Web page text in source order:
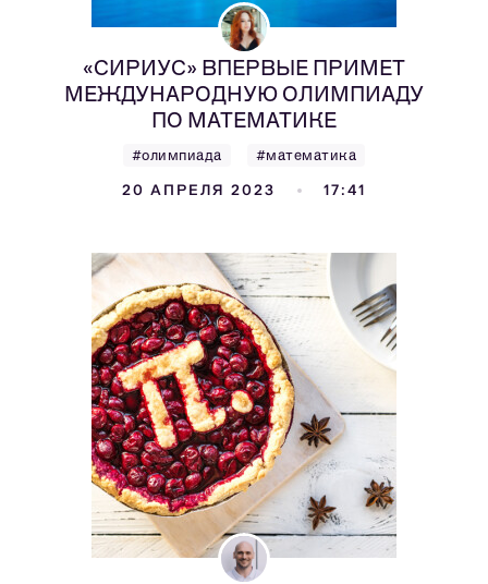
«СИРИУС» ВПЕРВЫЕ ПРИМЕТ
МЕЖДУНАРОДНУЮ ОЛИМПИАДУ
ПО МАТЕМАТИКЕ
#олимпиада #математика
20 АПРЕЛЯ 2023 17:41